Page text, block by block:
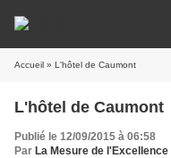
Accueil » L'hôtel de Caumont
L'hôtel de Caumont
Publié le 12/09/2015 à 06:58
Par La Mesure de l'Excellence